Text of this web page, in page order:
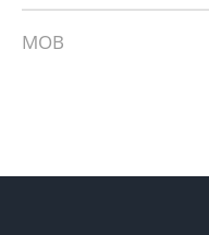
MOB